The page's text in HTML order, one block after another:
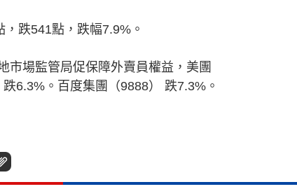
跌541點，跌幅7.9%。
市場監管局促保障外賣員權益，美團
6.3%。百度集團（9888） 跌7.3%。